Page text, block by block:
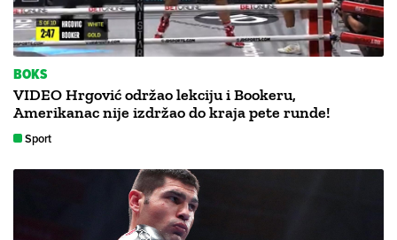
BOKS
VIDEO Hrgović održao lekciju i Bookeru,
Amerikanac nije izdržao do kraja pete runde!
Sport